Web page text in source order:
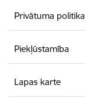
Privātuma politika
Piekļūstamība
Lapas karte